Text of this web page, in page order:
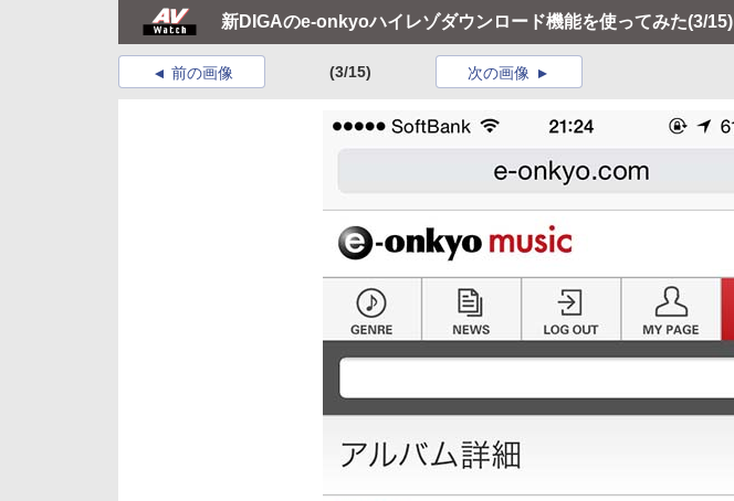
新DIGAのe-onkyoハイレゾダウンロード機能を使ってみた(3/15)
前の画像 (3/15) 次の画像